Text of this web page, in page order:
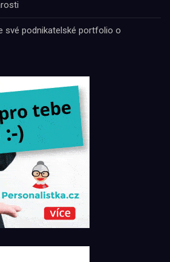
své podnikatelské portfolio o